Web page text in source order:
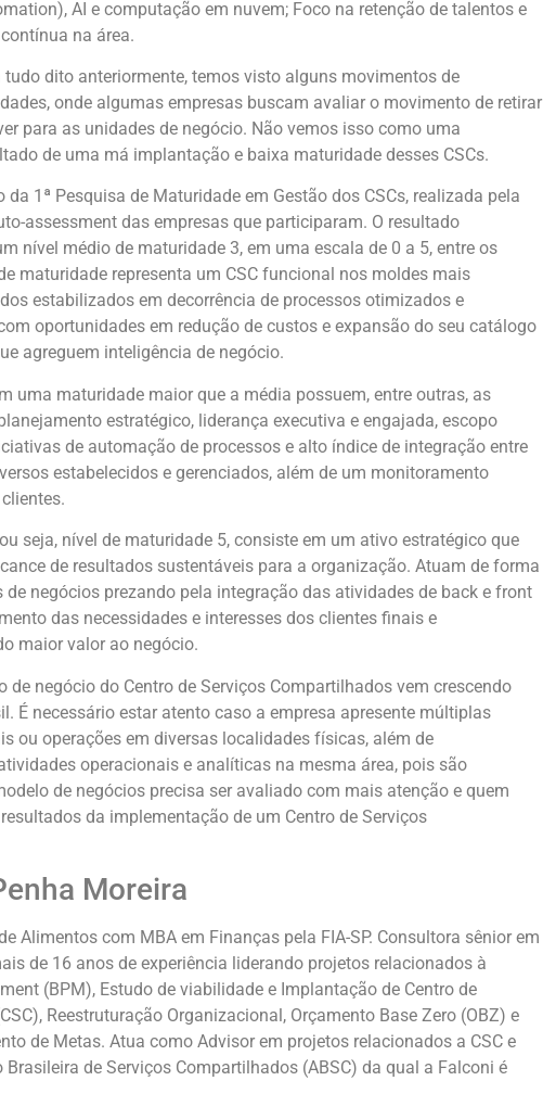
AI e computação em nuvem; Foco na retenção de talentos e
na área.
tudo dito anteriormente, temos visto alguns movimentos de
onde algumas empresas buscam avaliar o movimento de retirar
para as unidades de negócio. Não vemos isso como uma
de uma má implantação e baixa maturidade desses CSCs.
da 1ª Pesquisa de Maturidade em Gestão dos CSCs, realizada pela
assessment das empresas que participaram. O resultado
nível médio de maturidade 3, em uma escala de 0 a 5, entre os
maturidade representa um CSC funcional nos moldes mais
estabilizados em decorrência de processos otimizados e
oportunidades em redução de custos e expansão do seu catálogo
agreguem inteligência de negócio.
uma maturidade maior que a média possuem, entre outras, as
estratégico, liderança executiva e engajada, escopo
de automação de processos e alto índice de integração entre
estabelecidos e gerenciados, além de um monitoramento
seja, nível de maturidade 5, consiste em um ativo estratégico que
de resultados sustentáveis para a organização. Atuam de forma
negócios prezando pela integração das atividades de back e front
das necessidades e interesses dos clientes finais e
maior valor ao negócio.
de negócio do Centro de Serviços Compartilhados vem crescendo
É necessário estar atento caso a empresa apresente múltiplas
ou operações em diversas localidades físicas, além de
operacionais e analíticas na mesma área, pois são
de negócios precisa ser avaliado com mais atenção e quem
da implementação de um Centro de Serviços
Moreira
Alimentos com MBA em Finanças pela FIA-SP. Consultora sênior em
de 16 anos de experiência liderando projetos relacionados à
(BPM), Estudo de viabilidade e Implantação de Centro de
Reestruturação Organizacional, Orçamento Base Zero (OBZ) e
de Metas. Atua como Advisor em projetos relacionados a CSC e
de Serviços Compartilhados (ABSC) da qual a Falconi é